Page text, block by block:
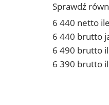
Sprawdź
6 440 netto
6 440 brutto
6 490 brutto
6 390 brutto